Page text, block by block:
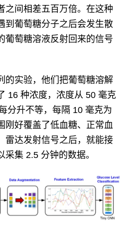
之间相差五百万倍。在这种
到葡萄糖分子之后会发生散
葡萄糖溶液反射回来的信号
的实验，他们把葡萄糖溶解
16 种浓度，浓度从 50 毫克
分升不等，每隔 10 毫克为
刚好覆盖了低血糖、正常血
雷达发射信号之后，就能接
集 2.5 分钟的数据。